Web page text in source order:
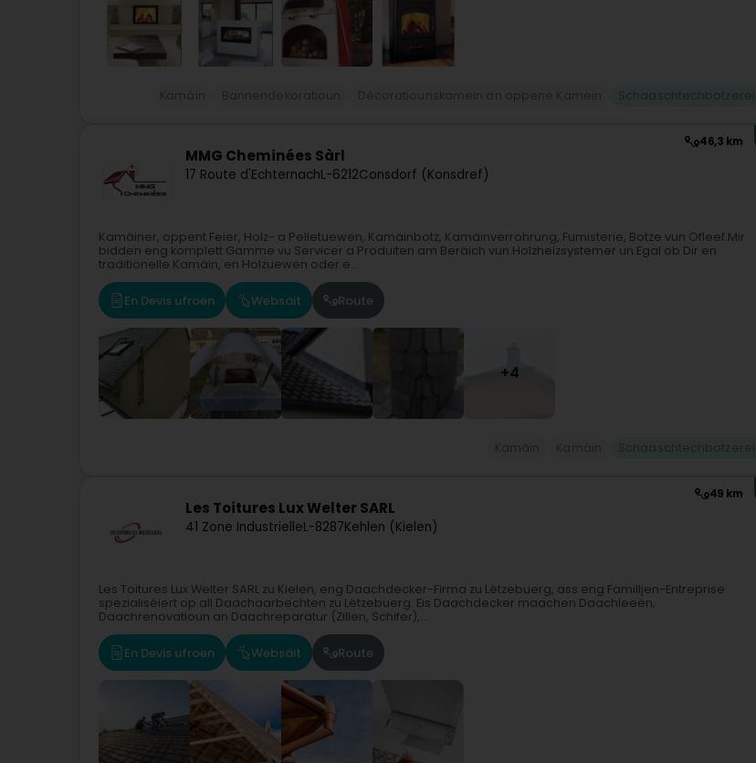
46,3 km
MMG Cheminées Sàrl
17 Route d'EchternachL-6212Consdorf (Konsdref)
Kamäiner, oppent Feier, Holz- a Pelletuewen, Kamäinbotz, Kamäinverrohrung, Fumisterie, Botze vun Ofleef.Mir
bidden eng komplett Gamme vu Servicer a Produiten am Beräich vun Holzheizsystemer un.Egal ob Dir en
traditionelle Kamäin, en Holzuewen oder e...
En Devis ufroen Websäit Route
+4
49 km
Les Toitures Lux Welter SARL
41 Zone IndustrielleL-8287Kehlen (Kielen)
Les Toitures Lux Welter SARL zu Kielen, eng Daachdecker-Firma zu Lëtzebuerg, ass eng Familljen-Entreprise
spezialiséiert op all Daachaarbechten zu Lëtzebuerg. Eis Daachdecker maachen Daachleeën,
Daachrenovatioun an Daachreparatur (Zillen, Schifer),...
En Devis ufroen Websäit Route